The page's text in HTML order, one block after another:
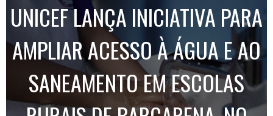
UNICEF LANÇA INICIATIVA PARA
AMPLIAR ACESSO À ÁGUA E AO
SANEAMENTO EM ESCOLAS